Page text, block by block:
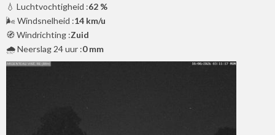
💧 Luchtvochtigheid :62 %
🌬️ Windsnelheid :14 km/u
🧭 Windrichting :Zuid
🌧️ Neerslag 24 uur :0 mm